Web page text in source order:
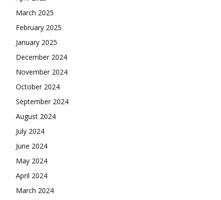
March 2025
February 2025
January 2025
December 2024
November 2024
October 2024
September 2024
August 2024
July 2024
June 2024
May 2024
April 2024
March 2024